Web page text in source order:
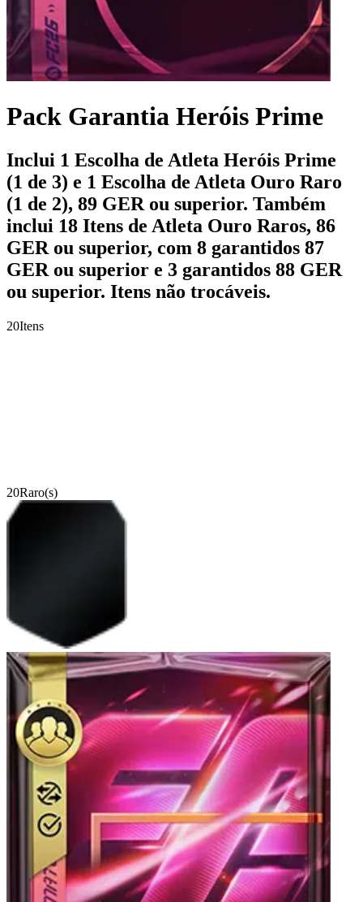
Pack Garantia Heróis Prime
Inclui 1 Escolha de Atleta Heróis Prime
(1 de 3) e 1 Escolha de Atleta Ouro Raro
(1 de 2), 89 GER ou superior. Também
inclui 18 Itens de Atleta Ouro Raros, 86
GER ou superior, com 8 garantidos 87
GER ou superior e 3 garantidos 88 GER
ou superior. Itens não trocáveis.
20Itens
20Raro(s)